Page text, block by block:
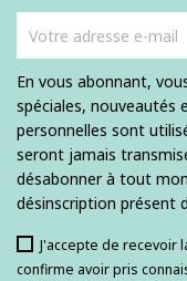
En vous abonnant,
spéciales, nouveautés
personnelles sont
seront jamais
désabonner à tout
désinscription présent
J'accepte de recevoir
confirme avoir pris